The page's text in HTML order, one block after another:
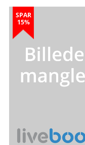
SPAR
15%